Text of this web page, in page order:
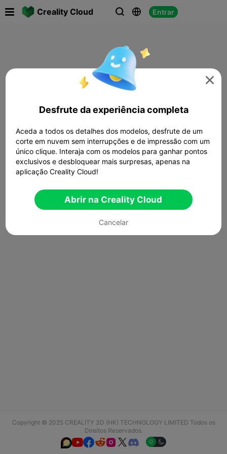
Creality Cloud   Entrar
Copyright © 2025 CREALITY 3D (HK) TECHNOLOGY LIMITED Todos os
Direitos Reservados.
  

Desfrute da experiência completa
Aceda a todos os detalhes dos modelos, desfrute de um
corte em nuvem sem interrupções e de impressão com um
único clique. Interaja com os modelos para ganhar pontos
exclusivos e desbloquear mais surpresas, apenas na
aplicação Creality Cloud!
Abrir na Creality Cloud
Cancelar